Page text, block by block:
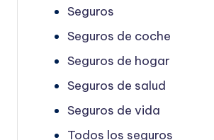
Seguros
Seguros de coche
Seguros de hogar
Seguros de salud
Seguros de vida
Todos los seguros